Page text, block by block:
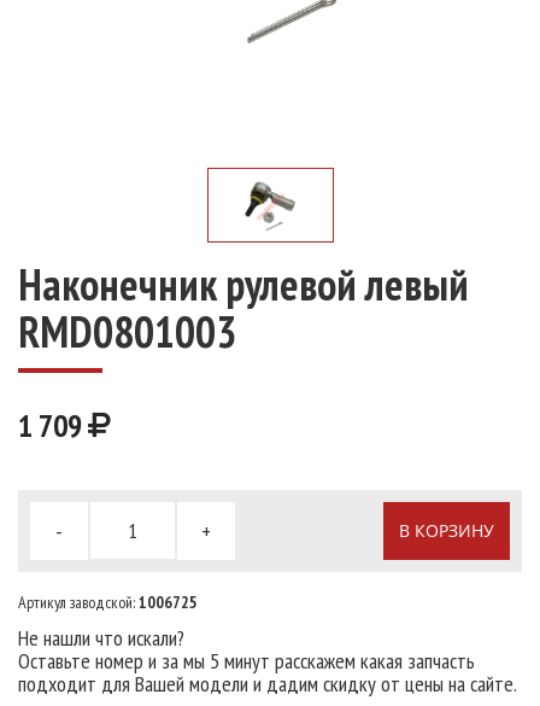
Наконечник рулевой левый
RMD0801003
1 709
- + В КОРЗИНУ
Артикул заводской:1006725
Не нашли что искали?
Оставьте номер и за мы 5 минут расскажем какая запчасть
подходит для Вашей модели и дадим скидку от цены на сайте.